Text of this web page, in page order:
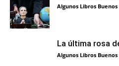
Algunos Libros Buenos
La última rosa
Algunos Libros Buenos